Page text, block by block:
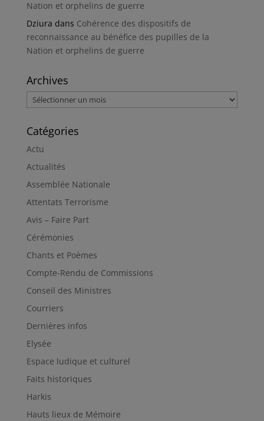
Nation et orphelins de guerre
Dziura dans Cohérence des dispositifs de
reconnaissance au bénéfice des pupilles de la
Nation et orphelins de guerre
Archives
Archives
Catégories
Actu
Actualités
Assemblée Nationale
Attentats Terrorisme
Avis – Faire Part
Cérémonies
Chants et Poèmes
Compte-Rendu de Commissions
Conseil des Ministres
Courriers
Dernières infos
Elysée
Espace ludique et culturel
Faits historiques
Harkis
Hauts lieux de Mémoire